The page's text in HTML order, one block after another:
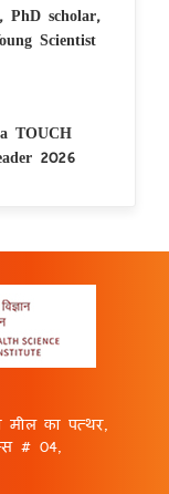
PhD scholar,
Scientist
TOUCH
2026
मील का पत्थर,
# 04,